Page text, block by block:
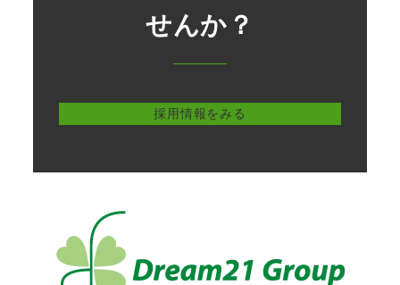
せんか？
採用情報をみる